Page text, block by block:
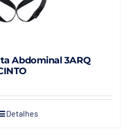
Abdominal 3ARQ
Detalhes